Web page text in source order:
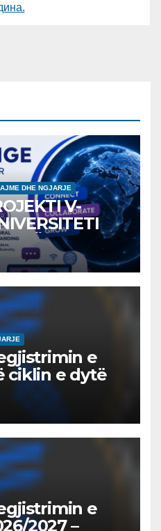
DHE NGJARJE
V-
NË SHKUP
PËR
DHE
e
ciklin e dytë
за
студенти
студии за
e
2027 –